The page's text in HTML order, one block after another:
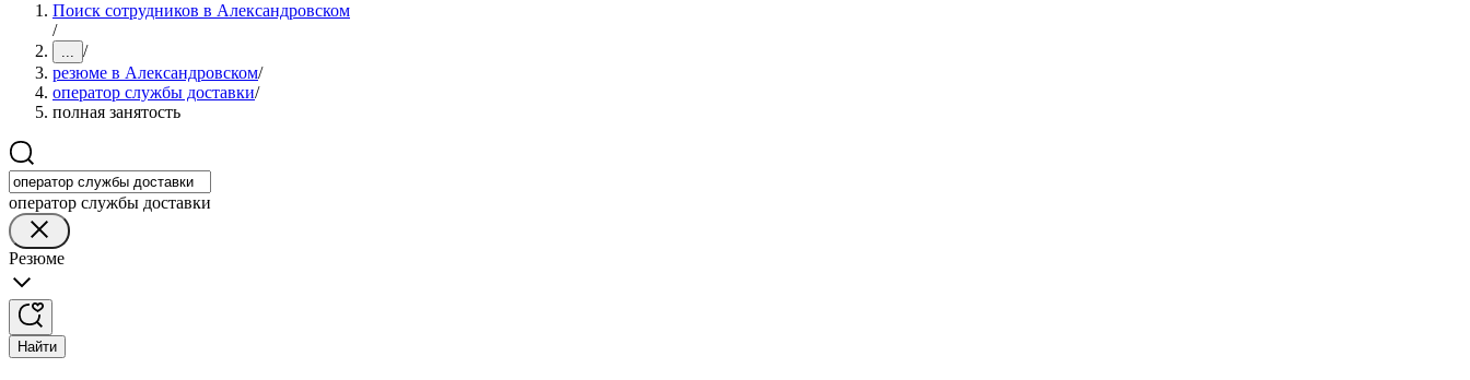
Поиск сотрудников в Александровском
/
... /
резюме в Александровском/
оператор службы доставки/
полная занятость
оператор службы доставки
Резюме
Найти